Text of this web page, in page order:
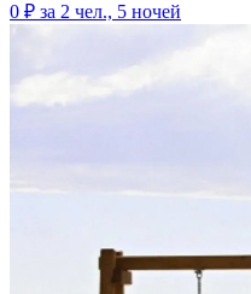
0 ₽ за 2 чел., 5 ночей